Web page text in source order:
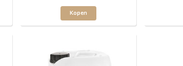
Kopen